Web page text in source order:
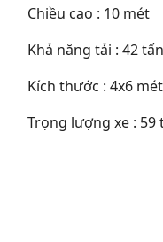
Chiều cao : 10 mét
Khả năng tải : 42 tấn
Kích thước : 4x6 mét
Trọng lượng xe : 59